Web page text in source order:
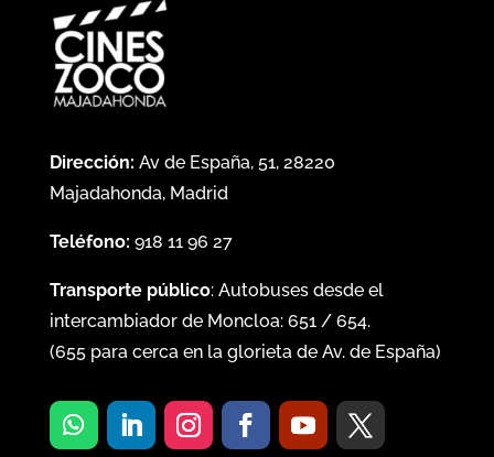
Dirección: Av de España, 51, 28220
Majadahonda, Madrid
Teléfono: 918 11 96 27
Transporte público: Autobuses desde el
intercambiador de Moncloa: 651/ 654.
(655para cerca en la glorieta de Av. de España)